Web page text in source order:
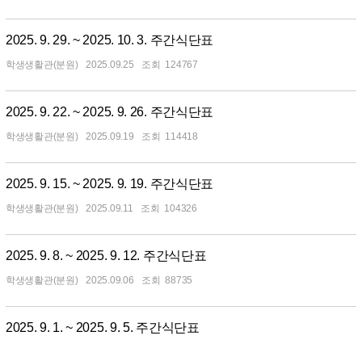
2025. 9. 29. ~ 2025. 10. 3. 주간식단표
학생생활관(분원) 2025.09.25 124767
2025. 9. 22. ~ 2025. 9. 26. 주간식단표
학생생활관(분원) 2025.09.19 114418
2025. 9. 15. ~ 2025. 9. 19. 주간식단표
학생생활관(분원) 2025.09.11 104326
2025. 9. 8. ~ 2025. 9. 12. 주간식단표
학생생활관(분원) 2025.09.06 88735
2025. 9. 1. ~ 2025. 9. 5. 주간식단표